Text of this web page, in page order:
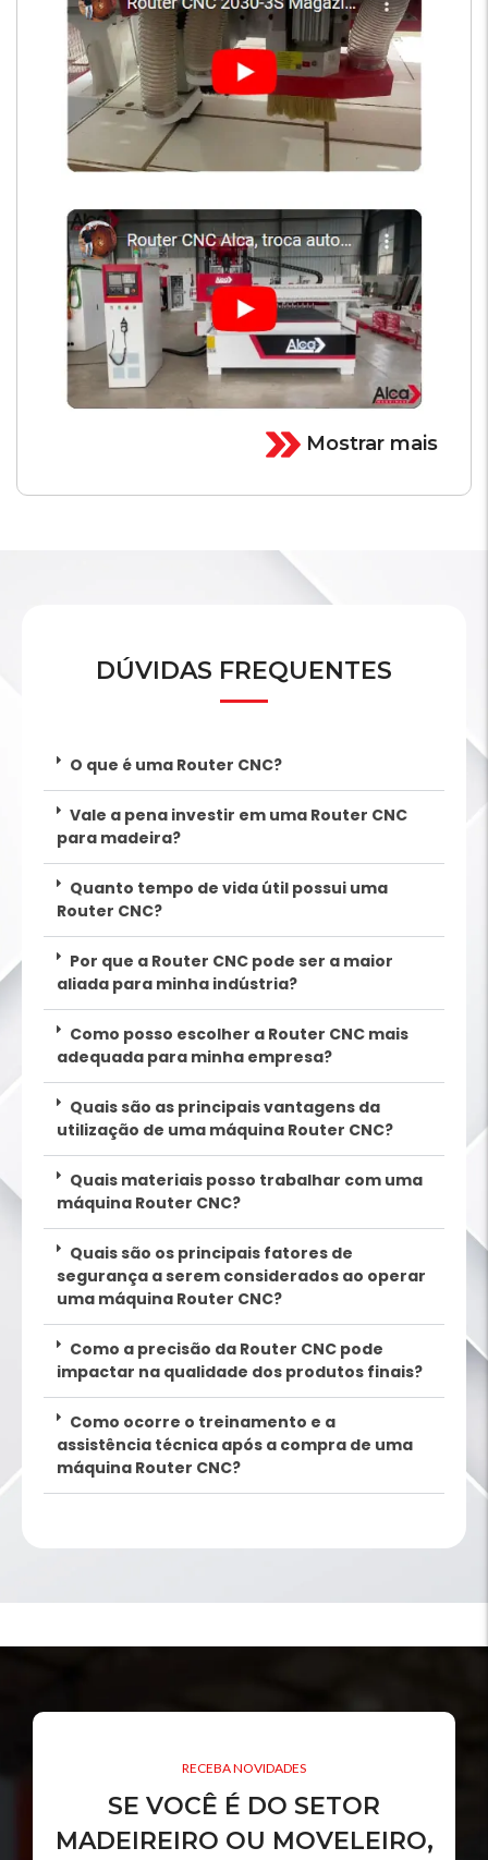
Mostrar mais
DÚVIDAS FREQUENTES
O que é uma Router CNC?
Vale a pena investir em uma Router CNC
para madeira?
Quanto tempo de vida útil possui uma
Router CNC?
Por que a Router CNC pode ser a maior
aliada para minha indústria?
Como posso escolher a Router CNC mais
adequada para minha empresa?
Quais são as principais vantagens da
utilização de uma máquina Router CNC?
Quais materiais posso trabalhar com uma
máquina Router CNC?
Quais são os principais fatores de
segurança a serem considerados ao operar
uma máquina Router CNC?
Como a precisão da Router CNC pode
impactar na qualidade dos produtos finais?
Como ocorre o treinamento e a
assistência técnica após a compra de uma
máquina Router CNC?
RECEBA NOVIDADES
SE VOCÊ É DO SETOR
MADEIREIRO OU MOVELEIRO,